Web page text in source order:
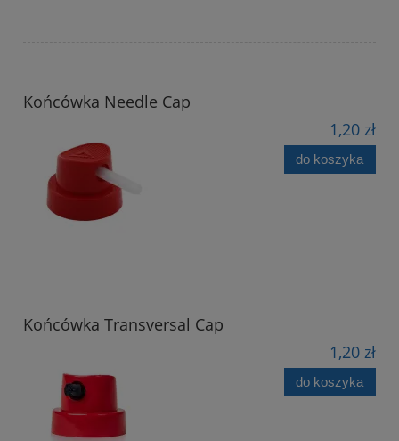
Końcówka Needle Cap
1,20 zł
do koszyka
Końcówka Transversal Cap
1,20 zł
do koszyka